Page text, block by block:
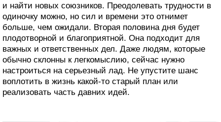
и найти новых союзников. Преодолевать трудности в
одиночку можно, но сил и времени это отнимет
больше, чем ожидали. Вторая половина дня будет
плодотворной и благоприятной. Она подходит для
важных и ответственных дел. Даже людям, которые
обычно склонны к легкомыслию, сейчас нужно
настроиться на серьезный лад. Не упустите шанс
воплотить в жизнь какой-то старый план или
реализовать часть давних идей.